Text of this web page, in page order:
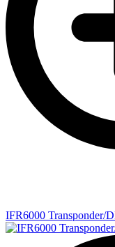
IFR6000 Transponder/